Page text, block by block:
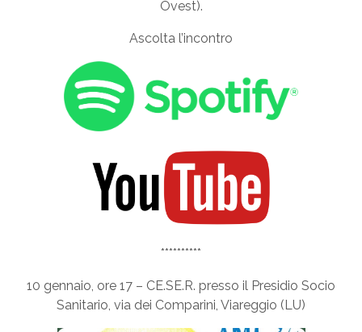
Ovest).
Ascolta l’incontro
**********
10 gennaio, ore 17 – CE.SE.R. presso il Presidio Socio
Sanitario, via dei Comparini, Viareggio (LU)